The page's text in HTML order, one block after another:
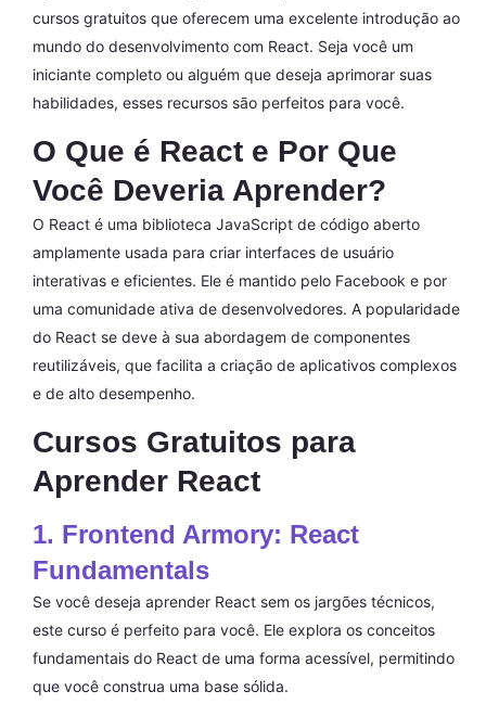
cursos gratuitos que oferecem uma excelente introdução ao
mundo do desenvolvimento com React. Seja você um
iniciante completo ou alguém que deseja aprimorar suas
habilidades, esses recursos são perfeitos para você.
O Que é React e Por Que
Você Deveria Aprender?
O React é uma biblioteca JavaScript de código aberto
amplamente usada para criar interfaces de usuário
interativas e eficientes. Ele é mantido pelo Facebook e por
uma comunidade ativa de desenvolvedores. A popularidade
do React se deve à sua abordagem de componentes
reutilizáveis, que facilita a criação de aplicativos complexos
e de alto desempenho.
Cursos Gratuitos para
Aprender React
1. Frontend Armory: React
Fundamentals
Se você deseja aprender React sem os jargões técnicos,
este curso é perfeito para você. Ele explora os conceitos
fundamentais do React de uma forma acessível, permitindo
que você construa uma base sólida.